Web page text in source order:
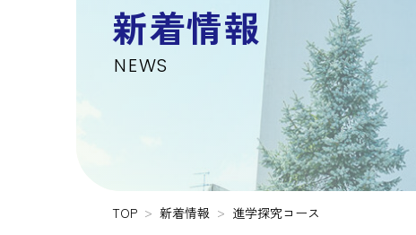
新着情報
NEWS
TOP 新着情報 進学探究コース